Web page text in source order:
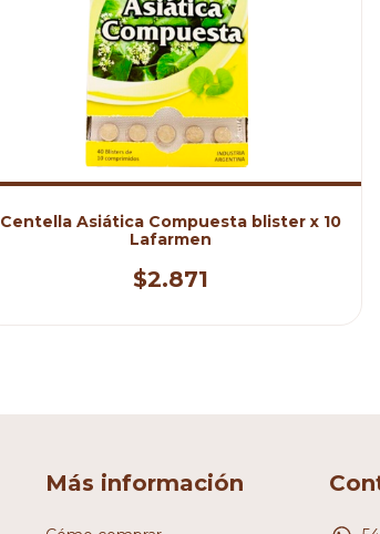
Centella Asiática Compuesta blister x 10
Lafarmen
$2.871
Más información